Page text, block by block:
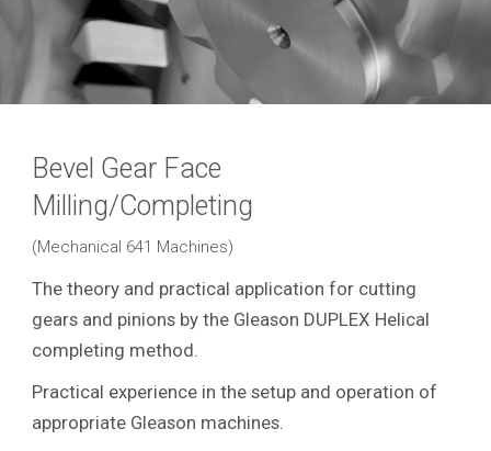
Bevel Gear Face
Milling/Completing
(Mechanical 641 Machines)
The theory and practical application for cutting
gears and pinions by the Gleason DUPLEX Helical
completing method.
Practical experience in the setup and operation of
appropriate Gleason machines.